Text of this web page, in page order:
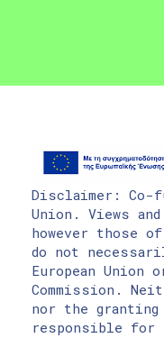
Disclaimer: Co-
Union. Views
however those
do not
European Union
Commission.
nor the
responsible for